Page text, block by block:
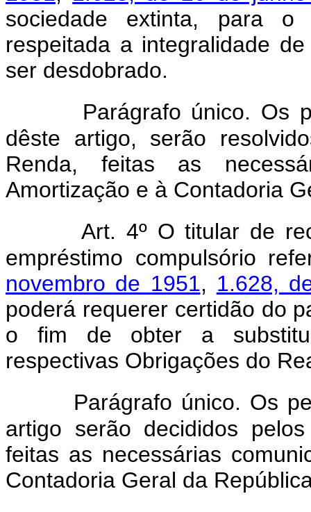
sociedade extinta, para
respeitada a integralidade
ser desdobrado.
Parágrafo único. Os
dêste artigo, serão
Renda, feitas as
Amortização e à Contadoria
Art. 4º O titular de
empréstimo compulsório
novembro de 1951, 1.628,
poderá requerer certidão do
o fim de obter a
respectivas Obrigações do
Parágrafo único. Os
artigo serão decididos
feitas as necessárias
Contadoria Geral da